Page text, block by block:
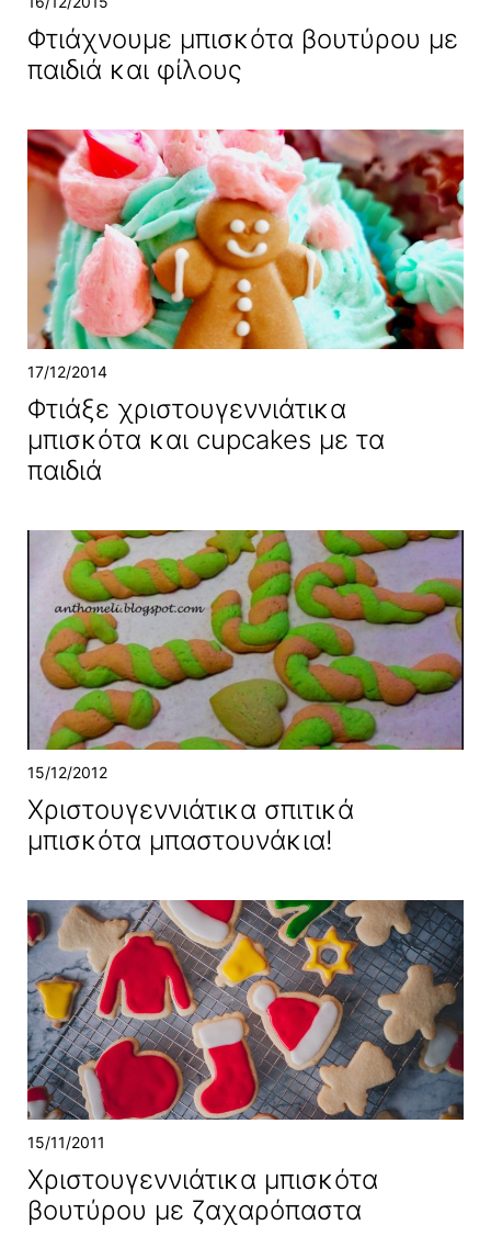
Φτιάχνουμε μπισκότα βουτύρου με
παιδιά και φίλους
17/12/2014
Φτιάξε χριστουγεννιάτικα
μπισκότα και cupcakes με τα
παιδιά
15/12/2012
Χριστουγεννιάτικα σπιτικά
μπισκότα μπαστουνάκια!
15/11/2011
Χριστουγεννιάτικα μπισκότα
βουτύρου με ζαχαρόπαστα